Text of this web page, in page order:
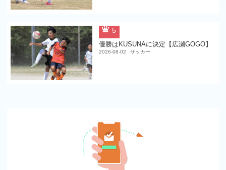
5
優勝はKUSUNAに決定【広瀬GOGO】
2026-08-02 サッカー